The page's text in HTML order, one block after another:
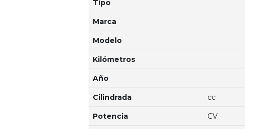
Tipo
Marca
Modelo
Kilómetros
Año
Cilindrada cc
Potencia CV